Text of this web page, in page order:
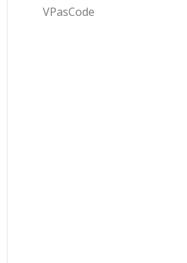
VPasCode